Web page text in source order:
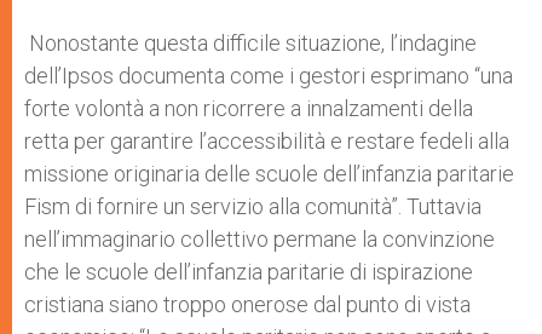
Nonostante questa difficile situazione, l’indagine
dell’Ipsos documenta come i gestori esprimano “una
forte volontà a non ricorrere a innalzamenti della
retta per garantire l’accessibilità e restare fedeli alla
missione originaria delle scuole dell’infanzia paritarie
Fism di fornire un servizio alla comunità”. Tuttavia
nell’immaginario collettivo permane la convinzione
che le scuole dell’infanzia paritarie di ispirazione
cristiana siano troppo onerose dal punto di vista